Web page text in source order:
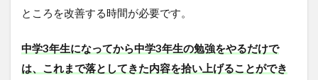
ところを改善する時間が必要です。
中学3年生になってから中学3年生の勉強をやるだけで
は、これまで落としてきた内容を拾い上げることができ